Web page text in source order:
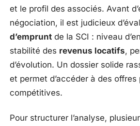
et le profil des associés. Avant
négociation, il est judicieux
d’emprunt de la SCI : niveau
stabilité des revenus locatifs,
d’évolution. Un dossier solide
et permet d’accéder à des offres
compétitives.
Pour structurer l’analyse,